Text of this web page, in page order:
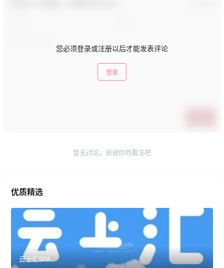
您必须登录或注册以后才能发表评论
登录
暂无讨论，说说你的看法吧
优质精选
云上汇SPA